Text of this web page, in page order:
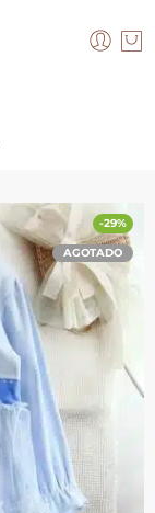
-29%
AGOTADO